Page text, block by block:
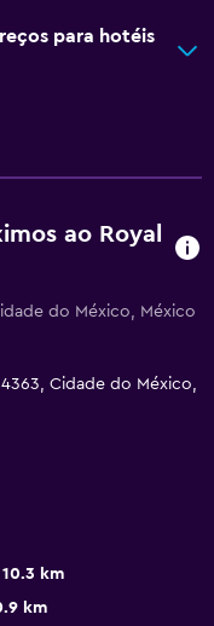
para hotéis
ao Royal
do México, México
Cidade do México,
10.3 km
km